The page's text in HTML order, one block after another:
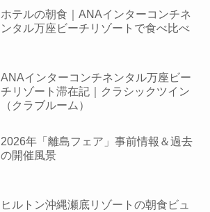
ホテルの朝食｜ANAインターコンチネ
ンタル万座ビーチリゾートで食べ比べ
ANAインターコンチネンタル万座ビー
チリゾート滞在記｜クラシックツイン
（クラブルーム）
2026年「離島フェア」事前情報＆過去
の開催風景
ヒルトン沖縄瀬底リゾートの朝食ビュ